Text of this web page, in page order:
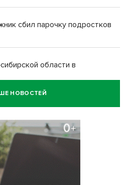
сбил парочку подростков
области в
IV класса на 4 дня объявлена в
семействе куньих
НОВОСТЕЙ